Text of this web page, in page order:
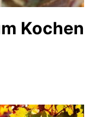
Kochen